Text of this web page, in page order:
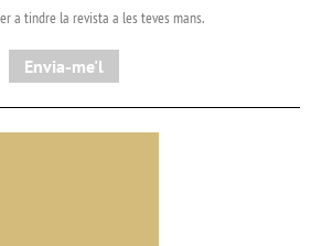
a tindre la revista a les teves mans.
Envia-me'l